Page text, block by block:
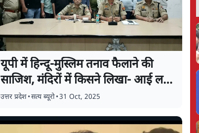
यूपी में हिन्दू-मुस्लिम तनाव फैलाने की
साजिश, मंदिरों में किसने लिखा- आई लव
मुहम्मद
उत्तर प्रदेश•सत्य ब्यूरो•31 Oct, 2025